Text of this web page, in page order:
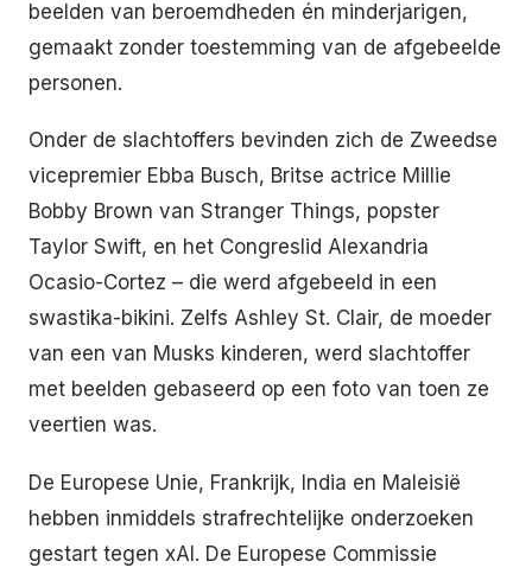
beelden van beroemdheden én minderjarigen,
gemaakt zonder toestemming van de afgebeelde
personen.
Onder de slachtoffers bevinden zich de Zweedse
vicepremier Ebba Busch, Britse actrice Millie
Bobby Brown van Stranger Things, popster
Taylor Swift, en het Congreslid Alexandria
Ocasio-Cortez – die werd afgebeeld in een
swastika-bikini. Zelfs Ashley St. Clair, de moeder
van een van Musks kinderen, werd slachtoffer
met beelden gebaseerd op een foto van toen ze
veertien was.
De Europese Unie, Frankrijk, India en Maleisië
hebben inmiddels strafrechtelijke onderzoeken
gestart tegen xAI. De Europese Commissie